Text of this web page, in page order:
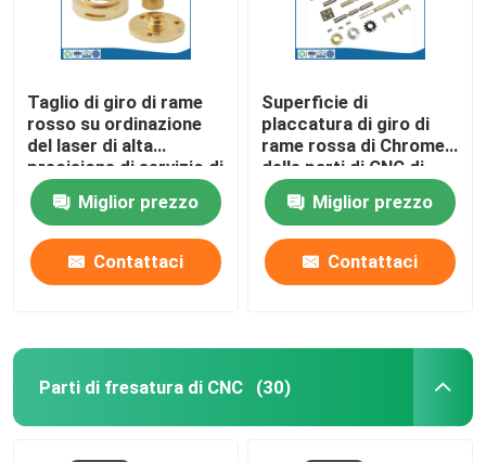
Taglio di giro di rame
rosso su ordinazione
del laser di alta
precisione di servizio di
CNC
Miglior prezzo
Contattaci
Superficie di
placcatura di giro di
rame rossa di Chrome
delle parti di CNC di
alta precisione
Miglior prezzo
Contattaci
Parti di fresatura di CNC (30)